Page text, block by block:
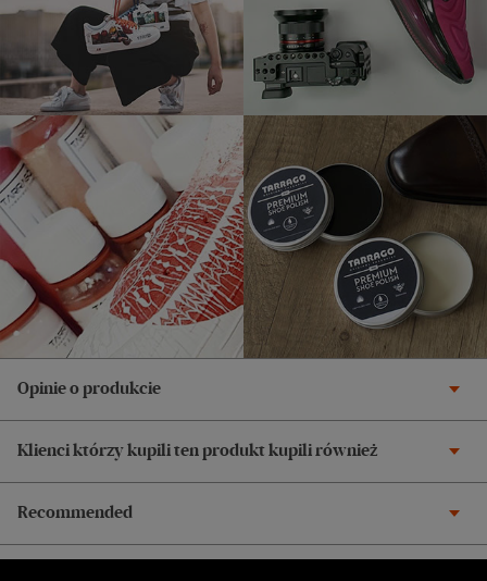
Opinie o produkcie
Klienci którzy kupili ten produkt kupili również
Recommended